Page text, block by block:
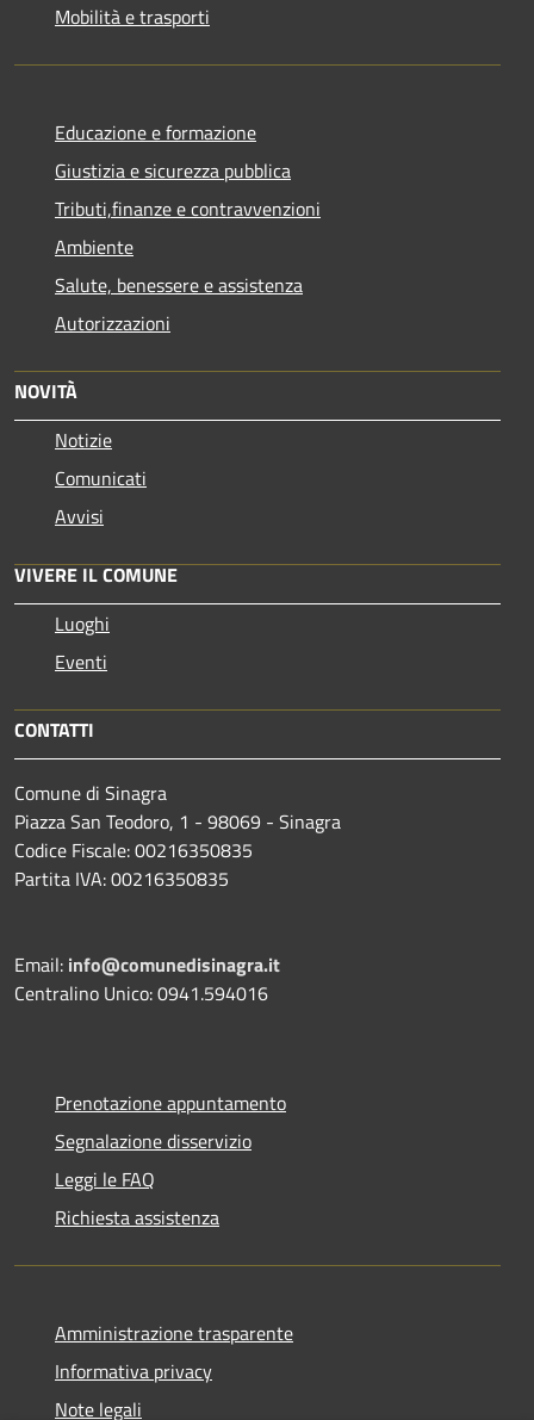
Mobilità e trasporti
Educazione e formazione
Giustizia e sicurezza pubblica
Tributi,finanze e contravvenzioni
Ambiente
Salute, benessere e assistenza
Autorizzazioni
NOVITÀ
Notizie
Comunicati
Avvisi
VIVERE IL COMUNE
Luoghi
Eventi
CONTATTI
Comune di Sinagra
Piazza San Teodoro, 1 - 98069 - Sinagra
Codice Fiscale: 00216350835
Partita IVA: 00216350835
Email: info@comunedisinagra.it
Centralino Unico: 0941.594016
Prenotazione appuntamento
Segnalazione disservizio
Leggi le FAQ
Richiesta assistenza
Amministrazione trasparente
Informativa privacy
Note legali